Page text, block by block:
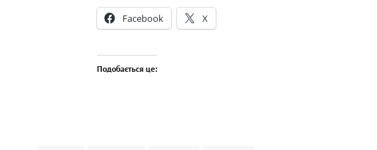
Facebook X
Подобається це: